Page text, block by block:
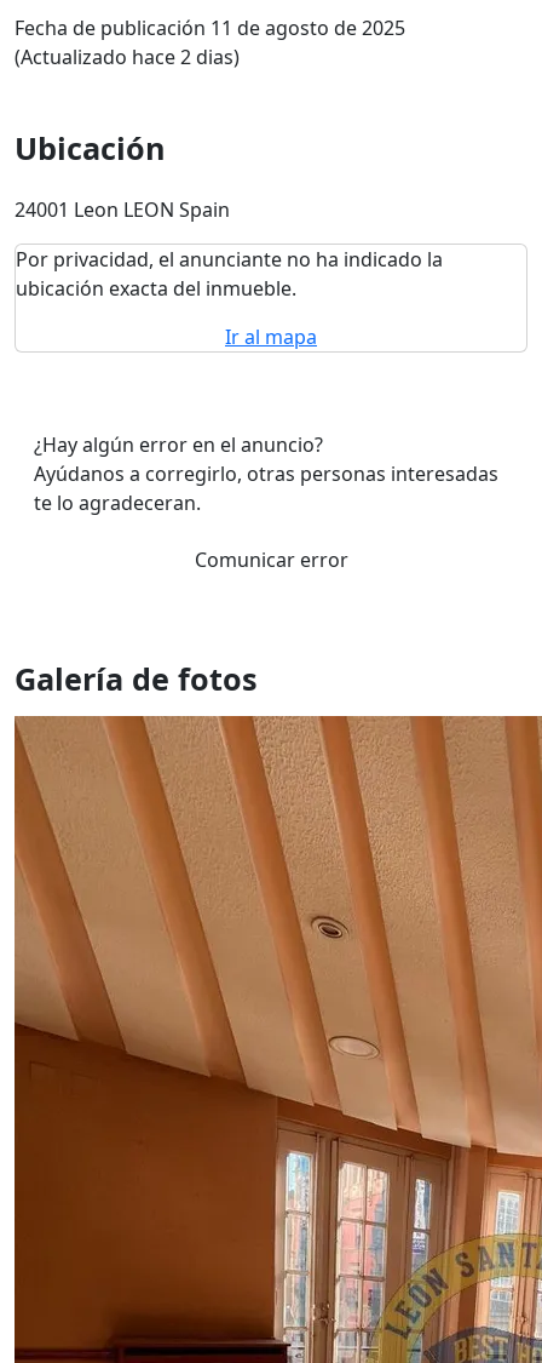
Fecha de publicación 11 de agosto de 2025
(Actualizado hace 2 dias)
Ubicación
24001 Leon LEON Spain
Por privacidad, el anunciante no ha indicado la
ubicación exacta del inmueble.
Ir al mapa
¿Hay algún error en el anuncio?
Ayúdanos a corregirlo, otras personas interesadas
te lo agradeceran.
Comunicar error
Galería de fotos